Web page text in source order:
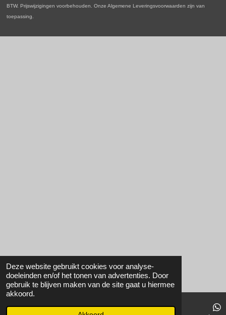
Deze website gebruikt cookies voor analyse-
doeleinden en/of het tonen van advertenties. Door
gebruik te blijven maken van de site gaat u hiermee
akkoord.
BTW. Prijswijzigingen voorbehouden. Onze Algemene Leveringsvoorwaarden zijn van
toepassing.